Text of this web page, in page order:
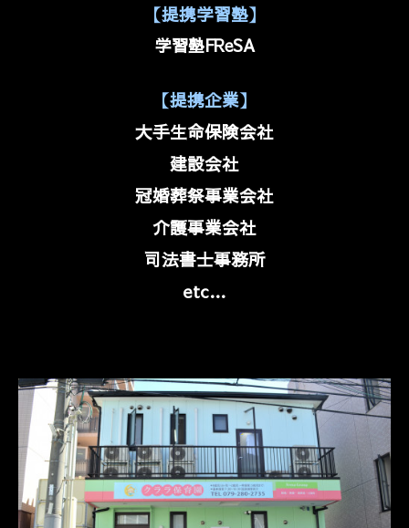
【提携学習塾】
学習塾FReSA
【提携企業】
大手生命保険会社
建設会社
冠婚葬祭事業会社
介護事業会社
司法書士事務所
etc…